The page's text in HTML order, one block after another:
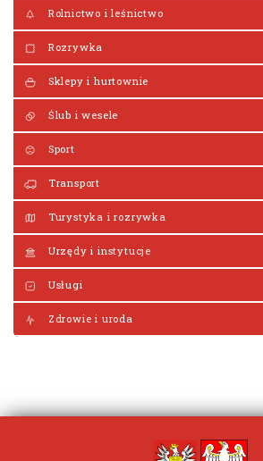
Rolnictwo i leśnictwo
Rozrywka
Sklepy i hurtownie
Ślub i wesele
Sport
Transport
Turystyka i rozrywka
Urzędy i instytucje
Usługi
Zdrowie i uroda